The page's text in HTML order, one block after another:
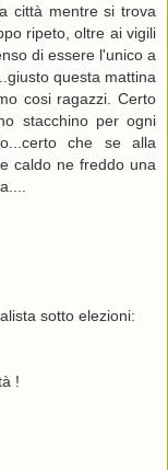
città mentre si trova
ripeto, oltre ai vigili
di essere l'unico a
questa mattina
cosi ragazzi. Certo
stacchino per ogni
che se alla
caldo ne freddo una
sotto elezioni:
!